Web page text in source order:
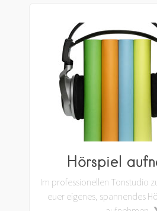
Hörspiel
Im professionellen Tonstudio
euer eigenes, spannendes